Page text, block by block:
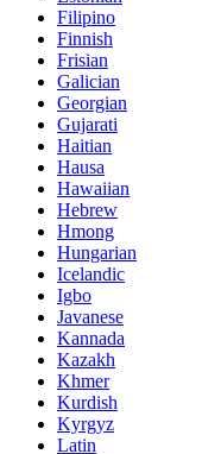
Filipino
Finnish
Frisian
Galician
Georgian
Gujarati
Haitian
Hausa
Hawaiian
Hebrew
Hmong
Hungarian
Icelandic
Igbo
Javanese
Kannada
Kazakh
Khmer
Kurdish
Kyrgyz
Latin